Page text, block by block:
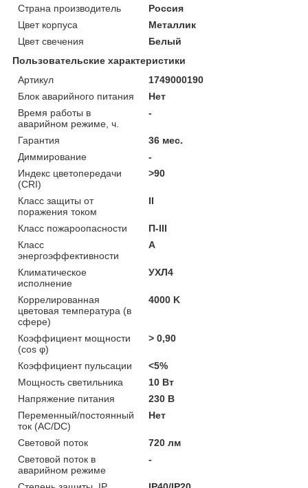
Страна производитель
Россия
Цвет корпуса
Металлик
Цвет свечения
Белый
Пользовательские характеристики
Артикул
1749000190
Блок аварийного питания
Нет
Время работы в
аварийном режиме, ч.
-
Гарантия
36 мес.
Диммирование
-
Индекс цветопередачи
(CRI)
>90
Класс защиты от
поражения током
II
Класс пожароопасности
П-ІІІ
Класс
энергоэффективности
A
Климатическое
исполнение
УХЛ4
Коррелированная
цветовая температура (в
сфере)
4000 K
Коэффициент мощности
(cos φ)
> 0,90
Коэффициент пульсации
<5%
Мощность светильника
10 Вт
Напряжение питания
230 В
Переменный/постоянный
ток (AC/DC)
Нет
Световой поток
720 лм
Световой поток в
аварийном режиме
-